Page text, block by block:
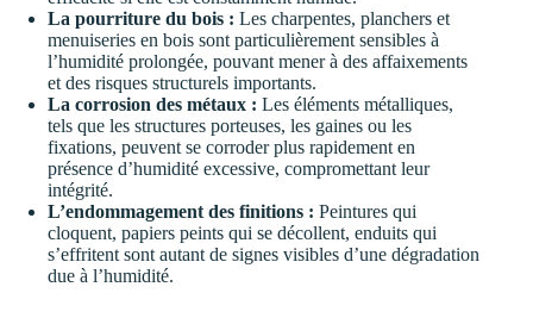
La pourriture du bois : Les charpentes, planchers et
menuiseries en bois sont particulièrement sensibles à
l’humidité prolongée, pouvant mener à des affaixements
et des risques structurels importants.
La corrosion des métaux : Les éléments métalliques,
tels que les structures porteuses, les gaines ou les
fixations, peuvent se corroder plus rapidement en
présence d’humidité excessive, compromettant leur
intégrité.
L’endommagement des finitions : Peintures qui
cloquent, papiers peints qui se décollent, enduits qui
s’effritent sont autant de signes visibles d’une dégradation
due à l’humidité.